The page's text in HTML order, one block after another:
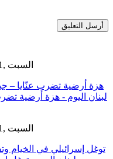
أرسل التعليق
GMT 10:03 2026 السبت ,31 كانون الثاني / يناير
هزة أرضية تضرب عنّايا – جبيل بقوّة 2.8 درجات
GMT 09:40 2026 السبت ,31 كانون الثاني / يناير
توغل إسرائيلي في الخيام